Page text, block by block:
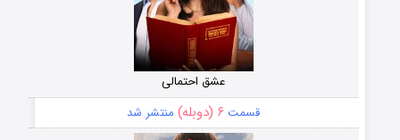
عشق احتمالی
قسمت ۶ (دوبله) منتشر شد